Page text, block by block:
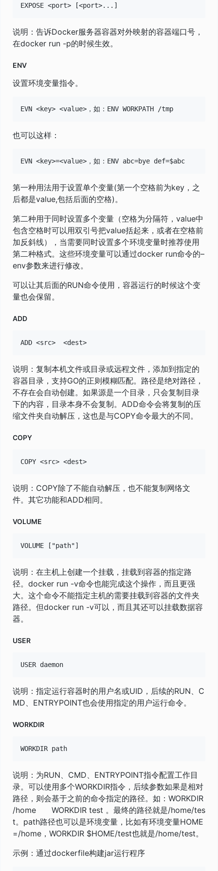
说明：告诉Docker服务器容器对外映射的容器端口号，
在docker run -p的时候生效。
ENV
设置环境变量指令。
也可以这样：
第一种用法用于设置单个变量(第一个空格前为key，之
后都是value,包括后面的空格)。
第二种用于同时设置多个变量（空格为分隔符，value中
包含空格时可以用双引号把value括起来，或者在空格前
加反斜线），当需要同时设置多个环境变量时推荐使用
第二种格式。这些环境变量可以通过docker run命令的–
env参数来进行修改。
可以让其后面的RUN命令使用，容器运行的时候这个变
量也会保留。
ADD
说明：复制本机文件或目录或远程文件，添加到指定的
容器目录，支持GO的正则模糊匹配。路径是绝对路径，
不存在会自动创建。如果源是一个目录，只会复制目录
下的内容，目录本身不会复制。ADD命令会将复制的压
缩文件夹自动解压，这也是与COPY命令最大的不同。
COPY
说明：COPY除了不能自动解压，也不能复制网络文
件。其它功能和ADD相同。
VOLUME
说明：在主机上创建一个挂载，挂载到容器的指定路
径。docker run -v命令也能完成这个操作，而且更强
大。这个命令不能指定主机的需要挂载到容器的文件夹
路径。但docker run -v可以，而且其还可以挂载数据容
器。
USER
说明：指定运行容器时的用户名或UID，后续的RUN、C
MD、ENTRYPOINT也会使用指定的用户运行命令。
WORKDIR
说明：为RUN、CMD、ENTRYPOINT指令配置工作目
录。可以使用多个WORKDIR指令，后续参数如果是相对
路径，则会基于之前的命令指定的路径。如：WORKDIR
/home WORKDIR test 。最终的路径就是/home/tes
t。path路径也可以是环境变量，比如有环境变量HOME
=/home，WORKDIR $HOME/test也就是/home/test。
示例：通过dockerfile构建jar运行程序